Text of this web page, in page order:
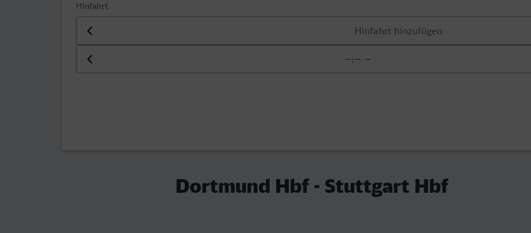
Hinfahrt
Datum der Hinfahrt
Uhrzeit der Hinfahrt
Dortmund Hbf - Stuttgart Hbf